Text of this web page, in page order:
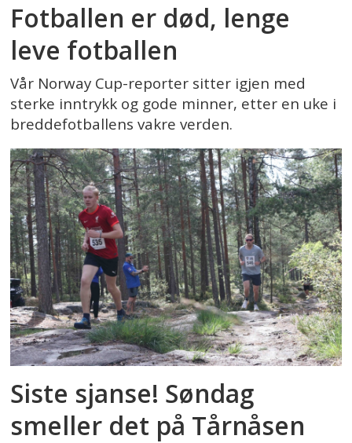
Fotballen er død, lenge
leve fotballen
Vår Norway Cup-reporter sitter igjen med
sterke inntrykk og gode minner, etter en uke i
breddefotballens vakre verden.
Siste sjanse! Søndag
smeller det på Tårnåsen